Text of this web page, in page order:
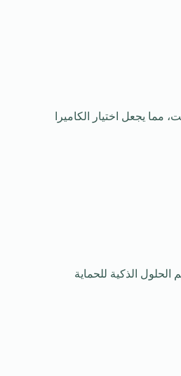
يجعل اختيار الكاميرا
الذكية للحماية